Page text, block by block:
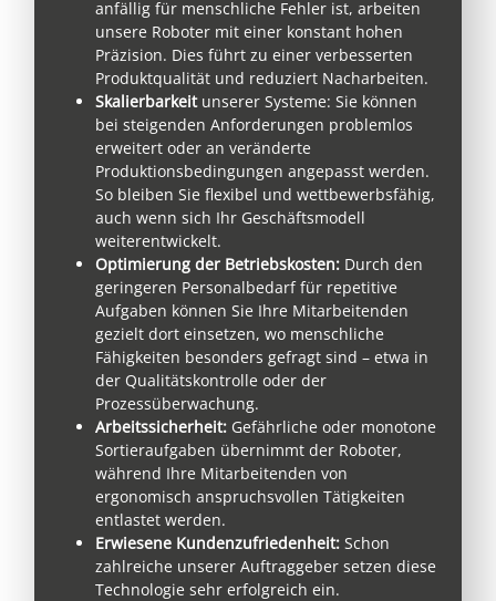
anfällig für menschliche Fehler ist, arbeiten
unsere Roboter mit einer konstant hohen
Präzision. Dies führt zu einer verbesserten
Produktqualität und reduziert Nacharbeiten.
Skalierbarkeitunserer Systeme: Sie können
bei steigenden Anforderungen problemlos
erweitert oder an veränderte
Produktionsbedingungen angepasst werden.
So bleiben Sie flexibel und wettbewerbsfähig,
auch wenn sich Ihr Geschäftsmodell
weiterentwickelt.
Optimierung der Betriebskosten: Durch den
geringeren Personalbedarf für repetitive
Aufgaben können Sie Ihre Mitarbeitenden
gezielt dort einsetzen, wo menschliche
Fähigkeiten besonders gefragt sind – etwa in
der Qualitätskontrolle oder der
Prozessüberwachung.
Arbeitssicherheit: Gefährliche oder monotone
Sortieraufgaben übernimmt der Roboter,
während Ihre Mitarbeitenden von
ergonomisch anspruchsvollen Tätigkeiten
entlastet werden.
Erwiesene Kundenzufriedenheit: Schon
zahlreiche unserer Auftraggeber setzen diese
Technologie sehr erfolgreich ein.